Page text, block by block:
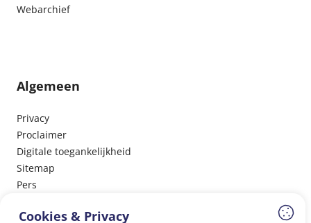
Cookies & Privacy
Webarchief
Algemeen
Privacy
Proclaimer
Digitale toegankelijkheid
Sitemap
Pers